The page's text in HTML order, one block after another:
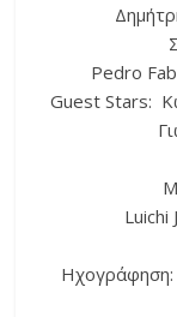
Pedro
Guest Stars:
Luichi